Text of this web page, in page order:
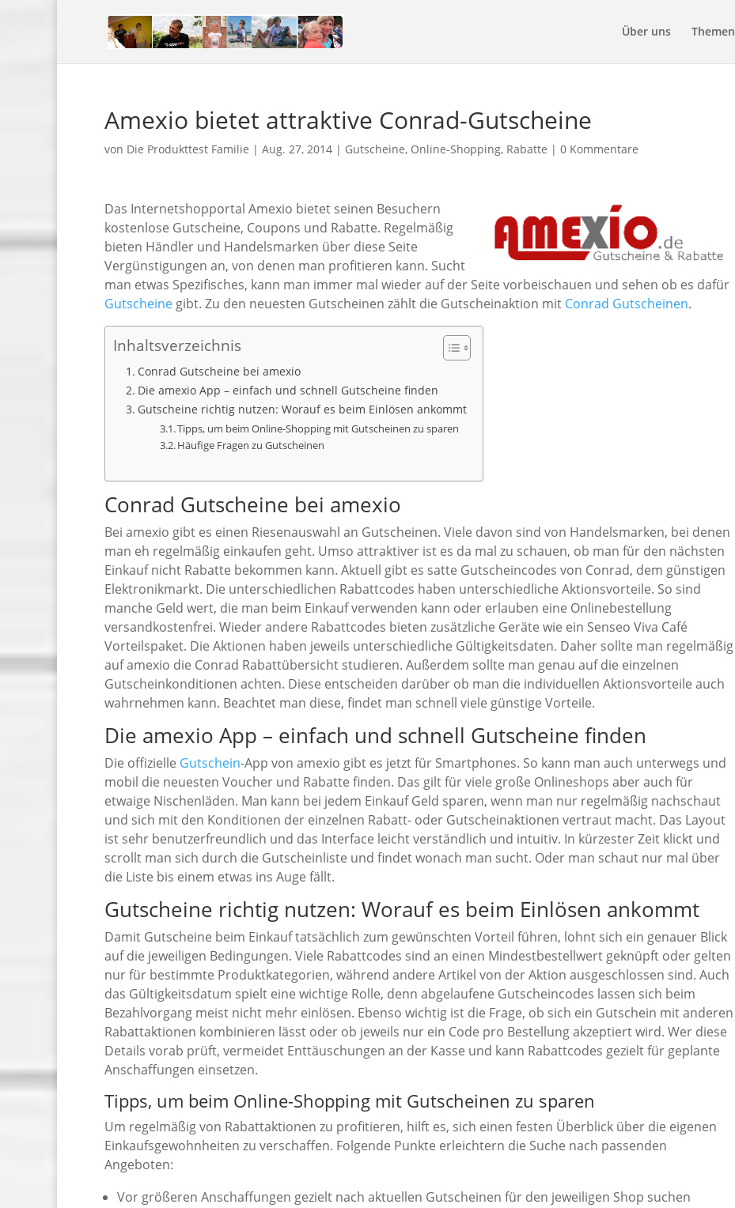
Über uns Themen
Amexio bietet attraktive Conrad-Gutscheine
von Die Produkttest Familie | Aug. 27, 2014 | Gutscheine, Online-Shopping, Rabatte | 0 Kommentare
Das Internetshopportal Amexio bietet seinen Besuchern
kostenlose Gutscheine, Coupons und Rabatte. Regelmäßig
bieten Händler und Handelsmarken über diese Seite
Vergünstigungen an, von denen man profitieren kann. Sucht
man etwas Spezifisches, kann man immer mal wieder auf der Seite vorbeischauen und sehen ob es dafür
Gutscheine gibt. Zu den neuesten Gutscheinen zählt die Gutscheinaktion mit Conrad Gutscheinen.
Inhaltsverzeichnis
Conrad Gutscheine bei amexio
Die amexio App – einfach und schnell Gutscheine finden
Gutscheine richtig nutzen: Worauf es beim Einlösen ankommt
Tipps, um beim Online-Shopping mit Gutscheinen zu sparen
Häufige Fragen zu Gutscheinen
Conrad Gutscheine bei amexio
Bei amexio gibt es einen Riesenauswahl an Gutscheinen. Viele davon sind von Handelsmarken, bei denen
man eh regelmäßig einkaufen geht. Umso attraktiver ist es da mal zu schauen, ob man für den nächsten
Einkauf nicht Rabatte bekommen kann. Aktuell gibt es satte Gutscheincodes von Conrad, dem günstigen
Elektronikmarkt. Die unterschiedlichen Rabattcodes haben unterschiedliche Aktionsvorteile. So sind
manche Geld wert, die man beim Einkauf verwenden kann oder erlauben eine Onlinebestellung
versandkostenfrei. Wieder andere Rabattcodes bieten zusätzliche Geräte wie ein Senseo Viva Café
Vorteilspaket. Die Aktionen haben jeweils unterschiedliche Gültigkeitsdaten. Daher sollte man regelmäßig
auf amexio die Conrad Rabattübersicht studieren. Außerdem sollte man genau auf die einzelnen
Gutscheinkonditionen achten. Diese entscheiden darüber ob man die individuellen Aktionsvorteile auch
wahrnehmen kann. Beachtet man diese, findet man schnell viele günstige Vorteile.
Die amexio App – einfach und schnell Gutscheine finden
Die offizielle Gutschein-App von amexio gibt es jetzt für Smartphones. So kann man auch unterwegs und
mobil die neuesten Voucher und Rabatte finden. Das gilt für viele große Onlineshops aber auch für
etwaige Nischenläden. Man kann bei jedem Einkauf Geld sparen, wenn man nur regelmäßig nachschaut
und sich mit den Konditionen der einzelnen Rabatt- oder Gutscheinaktionen vertraut macht. Das Layout
ist sehr benutzerfreundlich und das Interface leicht verständlich und intuitiv. In kürzester Zeit klickt und
scrollt man sich durch die Gutscheinliste und findet wonach man sucht. Oder man schaut nur mal über
die Liste bis einem etwas ins Auge fällt.
Gutscheine richtig nutzen: Worauf es beim Einlösen ankommt
Damit Gutscheine beim Einkauf tatsächlich zum gewünschten Vorteil führen, lohnt sich ein genauer Blick
auf die jeweiligen Bedingungen. Viele Rabattcodes sind an einen Mindestbestellwert geknüpft oder gelten
nur für bestimmte Produktkategorien, während andere Artikel von der Aktion ausgeschlossen sind. Auch
das Gültigkeitsdatum spielt eine wichtige Rolle, denn abgelaufene Gutscheincodes lassen sich beim
Bezahlvorgang meist nicht mehr einlösen. Ebenso wichtig ist die Frage, ob sich ein Gutschein mit anderen
Rabattaktionen kombinieren lässt oder ob jeweils nur ein Code pro Bestellung akzeptiert wird. Wer diese
Details vorab prüft, vermeidet Enttäuschungen an der Kasse und kann Rabattcodes gezielt für geplante
Anschaffungen einsetzen.
Tipps, um beim Online-Shopping mit Gutscheinen zu sparen
Um regelmäßig von Rabattaktionen zu profitieren, hilft es, sich einen festen Überblick über die eigenen
Einkaufsgewohnheiten zu verschaffen. Folgende Punkte erleichtern die Suche nach passenden
Angeboten:
Vor größeren Anschaffungen gezielt nach aktuellen Gutscheinen für den jeweiligen Shop suchen